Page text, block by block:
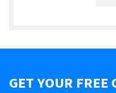
GET YOUR FREE